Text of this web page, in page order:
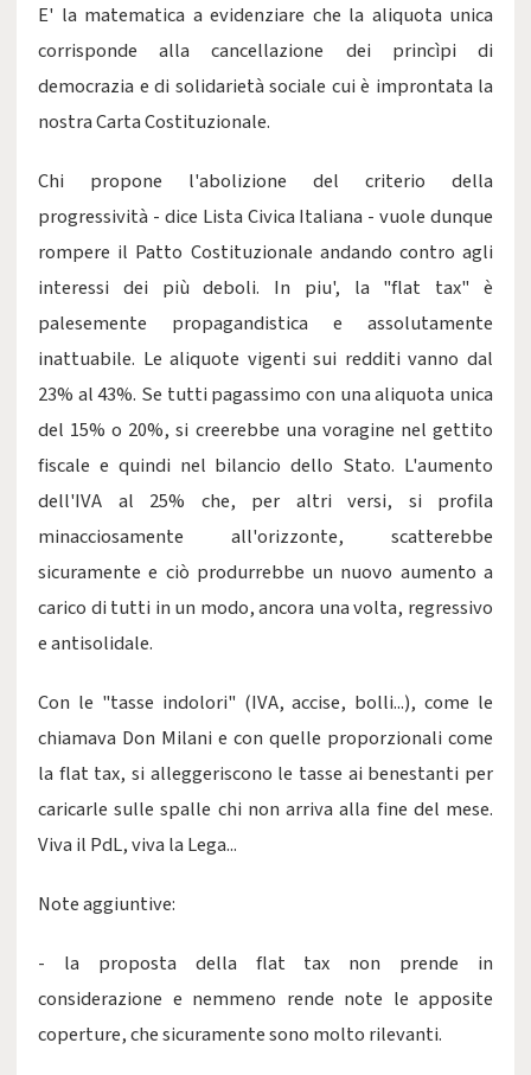
E' la matematica a evidenziare che la aliquota unica
corrisponde alla cancellazione dei princìpi di
democrazia e di solidarietà sociale cui è improntata la
nostra Carta Costituzionale.
Chi propone l'abolizione del criterio della
progressività - dice Lista Civica Italiana - vuole dunque
rompere il Patto Costituzionale andando contro agli
interessi dei più deboli. In piu', la "flat tax" è
palesemente propagandistica e assolutamente
inattuabile. Le aliquote vigenti sui redditi vanno dal
23% al 43%. Se tutti pagassimo con una aliquota unica
del 15% o 20%, si creerebbe una voragine nel gettito
fiscale e quindi nel bilancio dello Stato. L'aumento
dell'IVA al 25% che, per altri versi, si profila
minacciosamente all'orizzonte, scatterebbe
sicuramente e ciò produrrebbe un nuovo aumento a
carico di tutti in un modo, ancora una volta, regressivo
e antisolidale.
Con le "tasse indolori" (IVA, accise, bolli...), come le
chiamava Don Milani e con quelle proporzionali come
la flat tax, si alleggeriscono le tasse ai benestanti per
caricarle sulle spalle chi non arriva alla fine del mese.
Viva il PdL, viva la Lega...
Note aggiuntive:
- la proposta della flat tax non prende in
considerazione e nemmeno rende note le apposite
coperture, che sicuramente sono molto rilevanti.